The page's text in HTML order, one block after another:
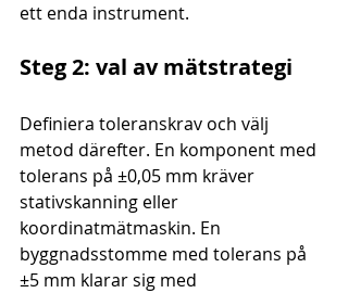
ett enda instrument.
Steg 2: val av mätstrategi
Definiera toleranskrav och välj
metod därefter. En komponent med
tolerans på ±0,05 mm kräver
stativskanning eller
koordinatmätmaskin. En
byggnadsstomme med tolerans på
±5 mm klarar sig med